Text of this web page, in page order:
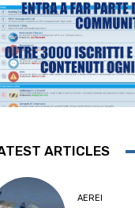
ARTICLES
AEREI